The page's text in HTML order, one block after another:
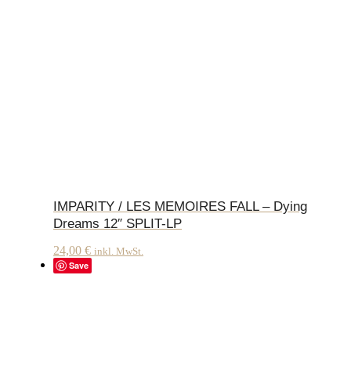
IMPARITY / LES MEMOIRES FALL – Dying
Dreams 12″ SPLIT-LP
24,00 € inkl. MwSt.
Save